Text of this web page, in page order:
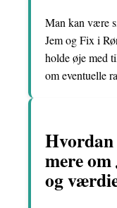
Man kan være
Jem og Fix i
holde øje med
om eventuelle
mere
og